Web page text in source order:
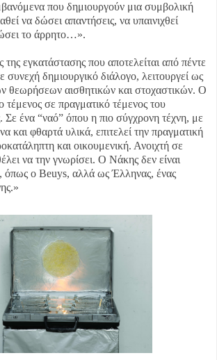
που δημιουργούν μια συμβολική
να δώσει απαντήσεις, να υπαινιχθεί
το άρρητο…».
της εγκατάστασης που αποτελείται από πέντε
συνεχή δημιουργικό διάλογο, λειτουργεί ως
θεωρήσεων αισθητικών και στοχαστικών. Ο
τέμενος σε πραγματικό τέμενος του
Σε ένα “ναό” όπου η πιο σύγχρονη τέχνη, με
και φθαρτά υλικά, επιτελεί την πραγματική
και οικουμενική. Ανοιχτή σε
να την γνωρίσει. Ο Νάκης δεν είναι
όπως ο Beuys, αλλά ως Έλληνας, ένας